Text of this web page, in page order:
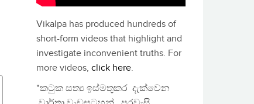
Vikalpa has produced hundreds of
short-form videos that highlight and
investigate inconvenient truths. For
more videos, click here.
"කටුක සත්‍ය ඉස්මතුකර දැක්වෙන